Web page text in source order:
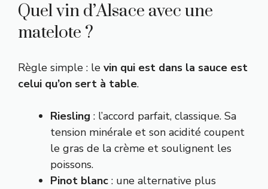
Quel vin d’Alsace avec une
matelote ?
Règle simple : le vin qui est dans la sauce est
celui qu’on sert à table.
Riesling : l’accord parfait, classique. Sa
tension minérale et son acidité coupent
le gras de la crème et soulignent les
poissons.
Pinot blanc : une alternative plus